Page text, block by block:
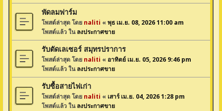
พัดลมฟาร์ม
โพสต์ล่าสุด โดย naliti «พุธ เม.ย. 08, 2026 11:00 am
โพสต์แล้ว ในลงประกาศขาย
รับตัดเลเซอร์ สมุทรปราการ
โพสต์ล่าสุด โดย naliti « อาทิตย์ เม.ย. 05, 2026 9:46 pm
โพสต์แล้ว ในลงประกาศขาย
รับซื้อสายไฟเก่า
โพสต์ล่าสุด โดย naliti « เสาร์ เม.ย. 04, 2026 1:28 pm
โพสต์แล้ว ในลงประกาศขาย